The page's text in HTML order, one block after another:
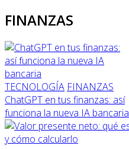
FINANZAS
TECNOLOGÍA FINANZAS
ChatGPT en tus finanzas: así
funciona la nueva IA bancaria